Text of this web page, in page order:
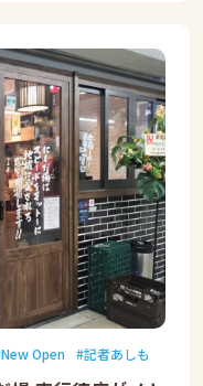
New Open 記者あしも